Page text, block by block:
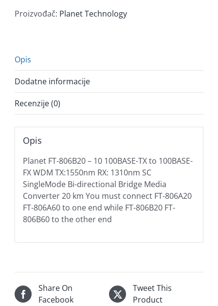
Proizvođač: Planet Technology
Opis
Dodatne informacije
Recenzije (0)
Opis
Planet FT-806B20 – 10 100BASE-TX to 100BASE-
FX WDM TX:1550nm RX: 1310nm SC
SingleMode Bi-directional Bridge Media
Converter 20 km You must connect FT-806A20
FT-806A60 to one end while FT-806B20 FT-
806B60 to the other end
Share On
Facebook
Tweet This
Product